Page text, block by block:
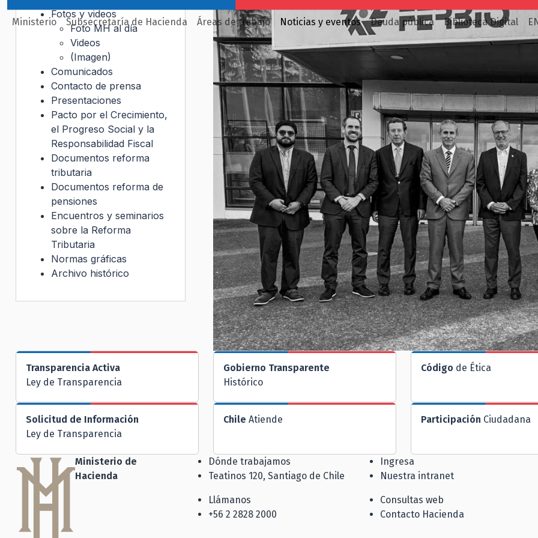
Ministerio Subsecretaría de Hacienda Áreas de trabajo Noticias y eventos Deuda pública Biblioteca Digital
Fotos y videos
Foto MH al día
Videos
(Imagen)
Comunicados
Contacto de prensa
Presentaciones
Pacto por el Crecimiento,
el Progreso Social y la
Responsabilidad Fiscal
Documentos reforma
tributaria
Documentos reforma de
pensiones
Encuentros y seminarios
sobre la Reforma
Tributaria
Normas gráficas
Archivo histórico
Transparencia Activa
Ley de Transparencia
Gobierno Transparente
Histórico
Código de Ética
Solicitud de Información
Ley de Transparencia
Chile Atiende Participación Ciudadana
Ministerio de
Hacienda
Dónde trabajamos
Teatinos 120, Santiago de Chile
Llámanos
+56 2 2828 2000
Ingresa
Nuestra intranet
Consultas web
Contacto Hacienda